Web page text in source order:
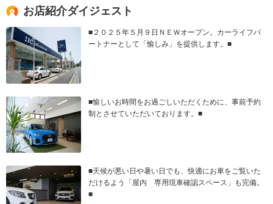
お店紹介ダイジェスト
■２０２５年５月９日ＮＥＷオープン。カーライフパ
ートナーとして「愉しみ」を提供します。■
■愉しいお時間をお過ごしいただくために、事前予約
制とさせていただいております。■
■天候が悪い日や暑い日でも、快適にお車をご覧いた
だけるよう「屋内 専用現車確認スペース」も完備。
■